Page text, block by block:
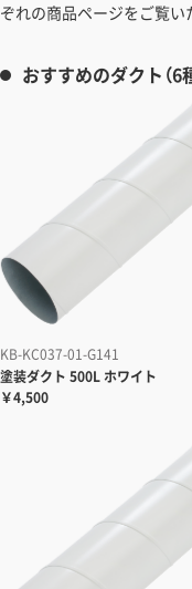
ぞれの商品ページをご覧い
おすすめのダクト（6
KB-KC037-01-G141
塗装ダクト 500L ホワイト
￥4,500